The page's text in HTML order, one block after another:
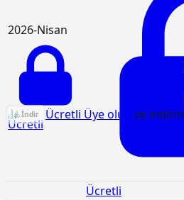
2026-Nisan
Ücretli
Ücretli
KGM/4105 Birim Fiyat Analizi
İndir Ücretli Üye olun ve indirin